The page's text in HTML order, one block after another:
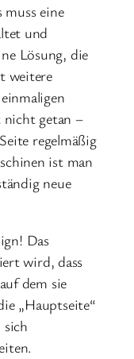
muss eine
und
Lösung, die
weitere
nicht getan –
regelmäßig
ist man
neue
Das
wird, dass
dem sie
„Hauptseite“